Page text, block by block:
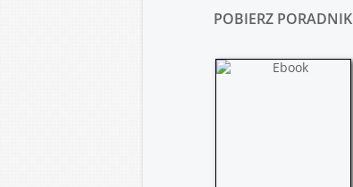
POBIERZ PORADNIK